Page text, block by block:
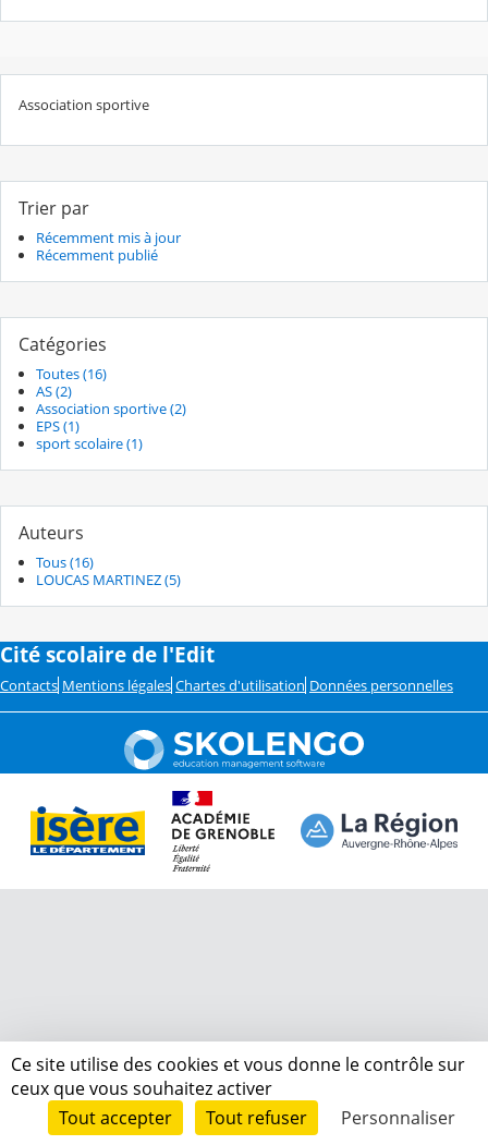
Association sportive
Trier par
Récemment mis à jour
Récemment publié
Catégories
Toutes (16)
AS (2)
Association sportive (2)
EPS (1)
sport scolaire (1)
Auteurs
Tous (16)
LOUCAS MARTINEZ (5)
Cité scolaire de l'Edit
Contacts Mentions légales Chartes d'utilisation Données personnelles
Ce site utilise des cookies et vous donne le contrôle sur
ceux que vous souhaitez activer
Tout accepter
Tout refuser Personnaliser